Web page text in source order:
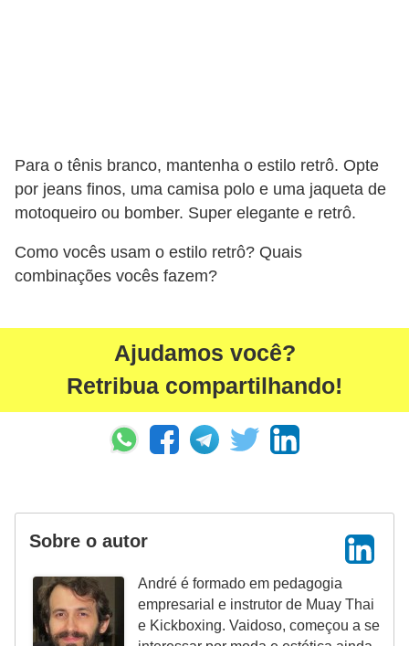
Para o tênis branco, mantenha o estilo retrô. Opte
por jeans finos, uma camisa polo e uma jaqueta de
motoqueiro ou bomber. Super elegante e retrô.
Como vocês usam o estilo retrô? Quais
combinações vocês fazem?
Ajudamos você?
Retribua compartilhando!
Sobre o autor
André é formado em pedagogia
empresarial e instrutor de Muay Thai
e Kickboxing. Vaidoso, começou a se